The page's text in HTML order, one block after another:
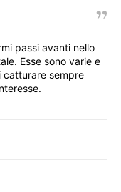
passi avanti nello
Esse sono varie e
catturare sempre